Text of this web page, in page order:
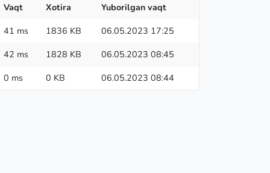
Vaqt Xotira
Yuborilgan vaqt
41 ms
1836 KB
06.05.2023 17:25
42 ms
1828 KB
06.05.2023 08:45
0 ms
0 KB 06.05.2023 08:44